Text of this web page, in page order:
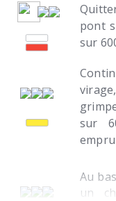
pont
sur
sur
Au
un